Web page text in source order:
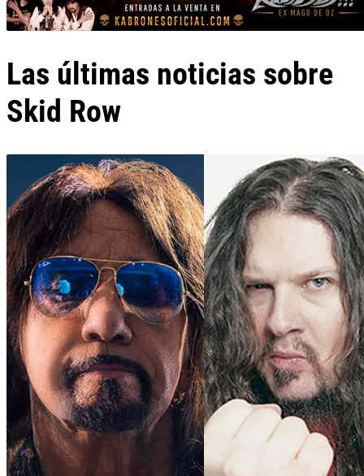
Las últimas noticias sobre
Skid Row